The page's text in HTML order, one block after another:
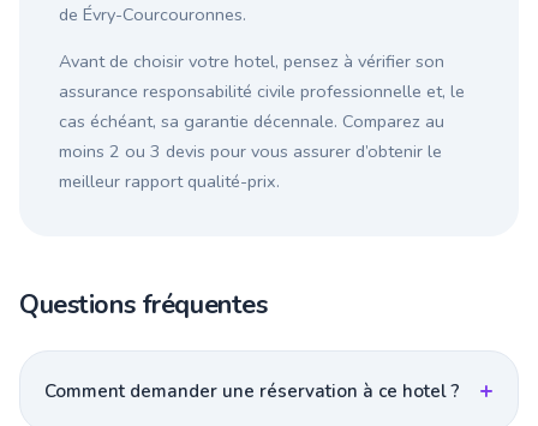
de Évry-Courcouronnes.
Avant de choisir votre hotel, pensez à vérifier son
assurance responsabilité civile professionnelle et, le
cas échéant, sa garantie décennale. Comparez au
moins 2 ou 3 devis pour vous assurer d’obtenir le
meilleur rapport qualité-prix.
Questions fréquentes
Comment demander une réservation à ce hotel ?